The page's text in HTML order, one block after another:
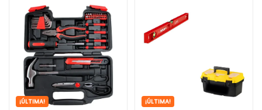
¡ÚLTIMA! ¡ÚLTIMA!